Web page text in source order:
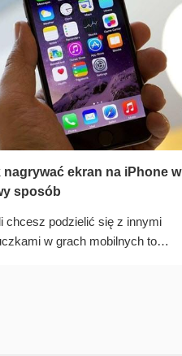
nagrywać ekran na iPhone w
sposób
chcesz podzielić się z innymi
w grach mobilnych to